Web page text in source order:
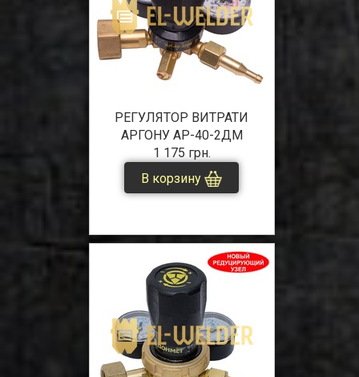
РЕГУЛЯТОР ВИТРАТИ
АРГОНУ АР-40-2ДМ
1 175 грн.
В корзину